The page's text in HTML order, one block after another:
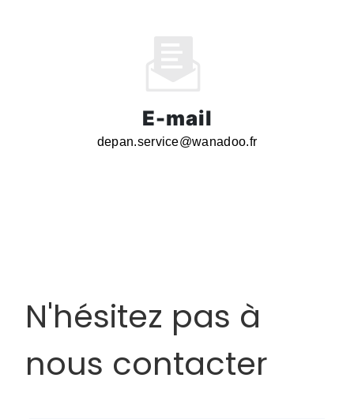
E-mail
depan.service@wanadoo.fr
N'hésitez pas à
nous contacter